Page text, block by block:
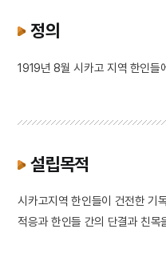
정의
1919년 8월 시카고 지역 한인들
설립목적
시카고지역 한인들이 건전한 기
적응과 한인들 간의 단결과 친목